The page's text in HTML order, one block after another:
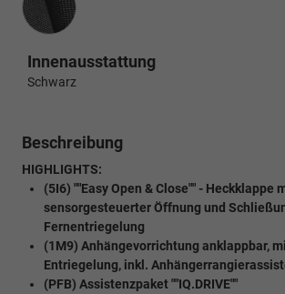
Innenausstattung
Schwarz
Beschreibung
HIGHLIGHTS:
(5I6) ""Easy Open & Close"" - Heckklappe
sensorgesteuerter Öffnung und
Fernentriegelung
(1M9) Anhängevorrichtung anklappbar,
Entriegelung, inkl.
(PFB) Assistenzpaket ""IQ.DRIVE""